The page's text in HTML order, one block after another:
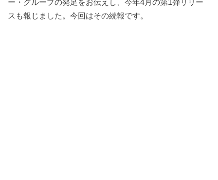
ー・グループの発足をお伝えし、今年4月の第1弾リリー
スも報じました。今回はその続報です。